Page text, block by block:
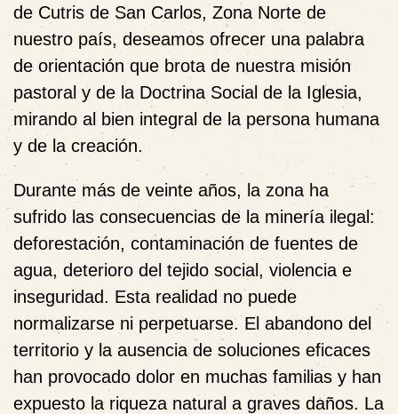
de Cutris de San Carlos, Zona Norte de
nuestro país, deseamos ofrecer una palabra
de orientación que brota de nuestra misión
pastoral y de la Doctrina Social de la Iglesia,
mirando al bien integral de la persona humana
y de la creación.
Durante más de veinte años, la zona ha
sufrido las consecuencias de la minería ilegal:
deforestación, contaminación de fuentes de
agua, deterioro del tejido social, violencia e
inseguridad. Esta realidad no puede
normalizarse ni perpetuarse. El abandono del
territorio y la ausencia de soluciones eficaces
han provocado dolor en muchas familias y han
expuesto la riqueza natural a graves daños. La